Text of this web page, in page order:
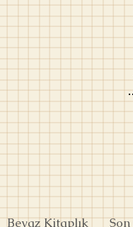
Beyaz Kitaplık